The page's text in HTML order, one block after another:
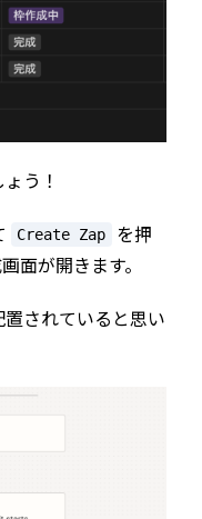
う！
Create Zap
を押
面が開きます。
されていると思い